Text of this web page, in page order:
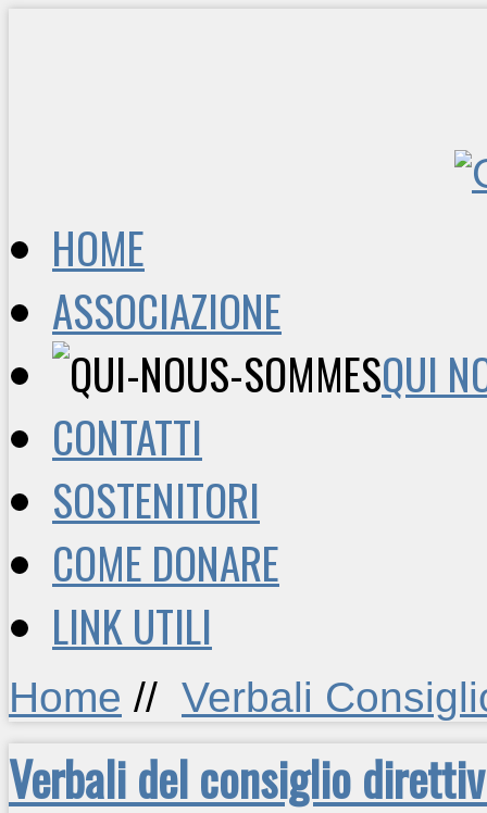
HOME
ASSOCIAZIONE
QUI
CONTATTI
SOSTENITORI
COME DONARE
LINK UTILI
Home // Verbali
Verbali del consiglio